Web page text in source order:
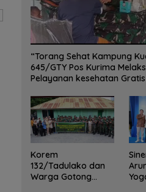
“Torang Sehat Kampung
645/GTY Pos Kurima
Pelayanan kesehatan
Korem
132/Tadulako dan
Warga Gotong